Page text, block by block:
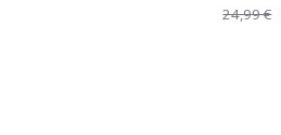
24,99€